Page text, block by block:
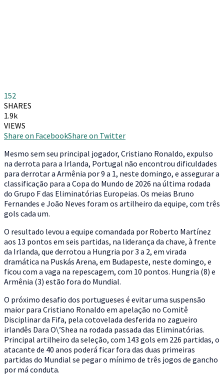
152
SHARES
1.9k
VIEWS
Share on FacebookShare on Twitter
Mesmo sem seu principal jogador, Cristiano Ronaldo, expulso
na derrota para a Irlanda, Portugal não encontrou dificuldades
para derrotar a Armênia por 9 a 1, neste domingo, e assegurar a
classificação para a Copa do Mundo de 2026 na última rodada
do Grupo F das Eliminatórias Europeias. Os meias Bruno
Fernandes e João Neves foram os artilheiro da equipe, com três
gols cada um.
O resultado levou a equipe comandada por Roberto Martínez
aos 13 pontos em seis partidas, na liderança da chave, à frente
da Irlanda, que derrotou a Hungria por 3 a 2, em virada
dramática na Puskás Arena, em Budapeste, neste domingo, e
ficou com a vaga na repescagem, com 10 pontos. Hungria (8) e
Armênia (3) estão fora do Mundial.
O próximo desafio dos portugueses é evitar uma suspensão
maior para Cristiano Ronaldo em apelação no Comitê
Disciplinar da Fifa, pela cotovelada desferida no zagueiro
irlandês Dara O\’Shea na rodada passada das Eliminatórias.
Principal artilheiro da seleção, com 143 gols em 226 partidas, o
atacante de 40 anos poderá ficar fora das duas primeiras
partidas do Mundial se pegar o mínimo de três jogos de gancho
por má conduta.